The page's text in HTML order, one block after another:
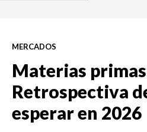
MERCADOS
Materias
Retrospectiva
esperar en 2026